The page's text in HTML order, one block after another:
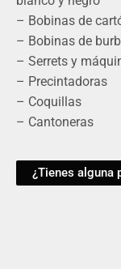
– Bobinas de
– Bobinas de
– Serrets y
– Precintadoras
– Coquillas
– Cantoneras
¿Tienes alguna